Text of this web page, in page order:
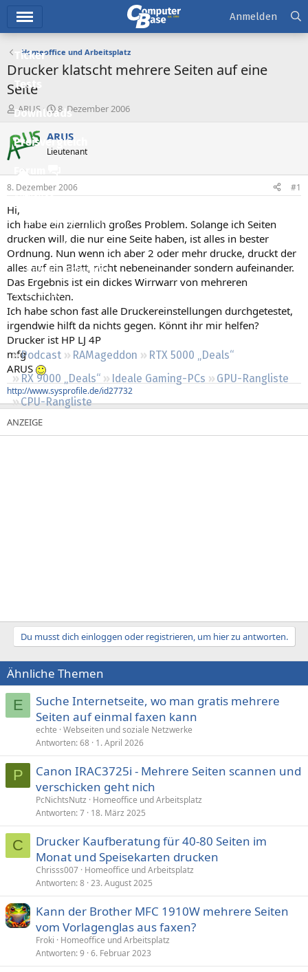
Ticker
Tests
Downloads
Preisvergleich
Forum
Aktuelles
Empfohlene Inhalte
Neue Beiträge
Neueste Aktivitäten
Leserartikel
Regeln
Podcast RAMageddon
RTX 5000 „Deals“
RX 9000 „Deals“
Ideale Gaming-PCs
GPU-Rangliste
CPU-Rangliste
Anmelden
Homeoffice und Arbeitsplatz
Drucker klatscht mehrere Seiten auf eine
Seite
E
r
s
t
e
l
e
ARUS
E
r
s
e
t
8. Dezember 2006
ARUS
Lieutenant
8. Dezember 2006 #1
Hi,
ich habe ein ziemlich großes Problem. Solange ich Seiten
drucken will, die nur eine Seite haben, ist alles in bester
Ordnung. Nun wenn ich aber 2 oder mehr drucke, druckt der
alles auf ein Blatt, nicht nebeneinander sondern aufeinander.
Das Ergebnis ist ein dickes Wirrwarr von mehreren
Textschichten.
Ich habe schon fast alle Druckereinstellungen durchgetestet,
irgendwie hilft da nichts gegen. Könnt ihr mir helfen?
Drucker ist HP LJ 4P
mfg
ARUS
http://www.sysprofile.de/id27732
Du musst dich einloggen oder registrieren, um hier zu antworten.
Ähnliche Themen
E
Suche Internetseite, wo man gratis mehrere
Seiten auf einmal faxen kann
echte Webseiten und soziale Netzwerke
Antworten 68 1. April 2026
P
Canon IRAC3725i - Mehrere Seiten scannen und
verschicken geht nich
PcNichtsNutz
Homeoffice und Arbeitsplatz
Antworten 7 18. März 2025
C
Drucker Kaufberatung für 40-80 Seiten im
Monat und Speisekarten drucken
Chrisss007 Homeoffice und Arbeitsplatz
Antworten 8 23. August 2025
Kann der Brother MFC 1910W mehrere Seiten
vom Vorlagenglas aus faxen?
Froki
Homeoffice und Arbeitsplatz
Antworten 9 6. Februar 2023